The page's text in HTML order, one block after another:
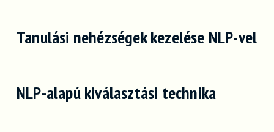
Tanulási nehézségek kezelése NLP-vel
NLP-alapú kiválasztási technika